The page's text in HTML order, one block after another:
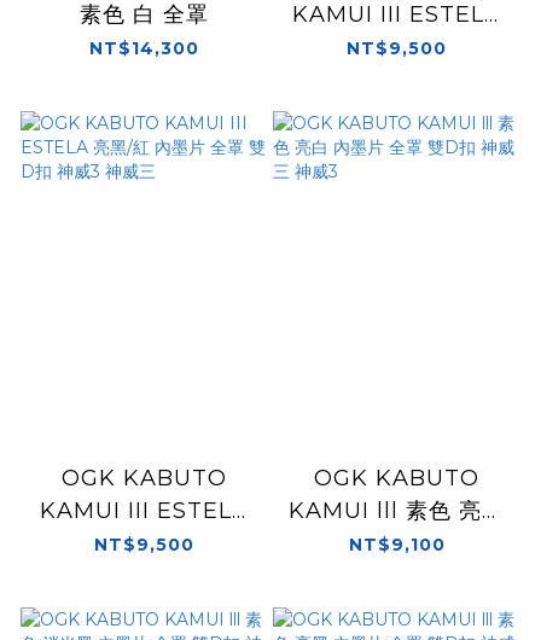
素色 白 全罩
NT$14,300
KAMUI III ESTELA
消黑/灰 內墨片 全罩
NT$9,500
OGK KABUTO
KAMUI III ESTELA
亮黑/紅 內墨片 全罩
NT$9,500
OGK KABUTO
KAMUI lll 素色 亮白
內墨片 全罩 雙D扣 神
NT$9,100